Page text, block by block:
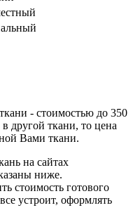
- стоимостью до 350
другой ткани, то цена
Вами ткани.
на сайтах
ниже.
стоимость готового
устроит, оформлять